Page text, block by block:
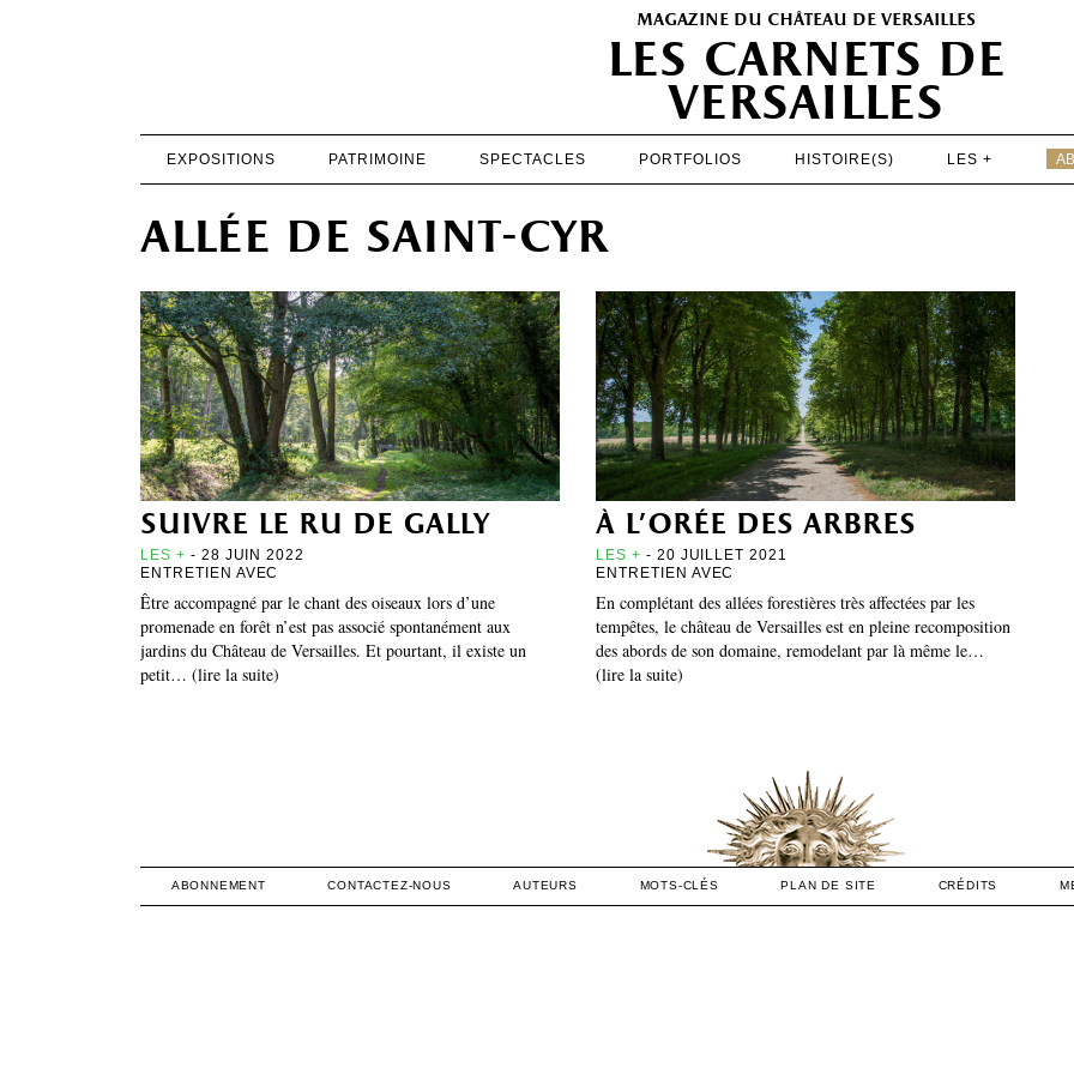
magazine du château de versailles
les carnets de
versailles
EXPOSITIONS PATRIMOINE SPECTACLES PORTFOLIOS HISTOIRE(S) LES +
SPECTACLES
PORTFOLIOS
HISTOIRE(S)
LES +
ABONNEMENT GRATUIT AU MAGAZINE
allée de saint-cyr
suivre le ru de gally
LES + - 28 JUIN 2022
ENTRETIEN AVEC
Être accompagné par le chant des oiseaux lors d’une
promenade en forêt n’est pas associé spontanément aux
jardins du Château de Versailles. Et pourtant, il existe un
petit… (lire la suite)
à l’orée des arbres
LES + - 20 JUILLET 2021
ENTRETIEN AVEC
En complétant des allées forestières très affectées par les
tempêtes, le château de Versailles est en pleine recomposition
des abords de son domaine, remodelant par là même le…
(lire la suite)
ABONNEMENT CONTACTEZ-NOUS AUTEURS MOTS-CLÉS PLAN DE SITE CRÉDITS